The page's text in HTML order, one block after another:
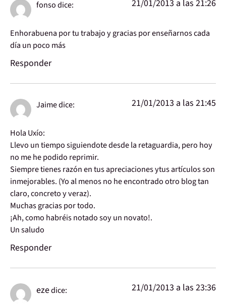
fonsodice: 21/01/2013 a las 21:26
Enhorabuena por tu trabajo y gracias por enseñarnos cada
día un poco más
Responder
Jaimedice: 21/01/2013 a las 21:45
Hola Uxío:
Llevo un tiempo siguiendote desde la retaguardia, pero hoy
no me he podido reprimir.
Siempre tienes razón en tus apreciaciones ytus artículos son
inmejorables. (Yo al menos no he encontrado otro blog tan
claro, concreto y veraz).
Muchas gracias por todo.
¡Ah, como habréis notado soy un novato!.
Un saludo
Responder
ezedice: 21/01/2013 a las 23:36